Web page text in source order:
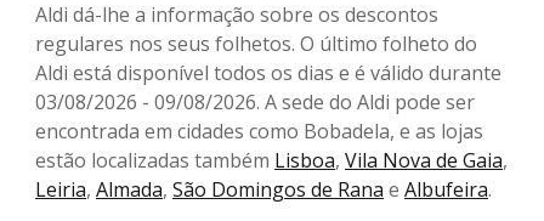
Aldi dá-lhe a informação sobre os descontos
regulares nos seus folhetos. O último folheto do
Aldi está disponível todos os dias e é válido durante
03/08/2026 - 09/08/2026. A sede do Aldi pode ser
encontrada em cidades como Bobadela, e as lojas
estão localizadas também Lisboa, Vila Nova de Gaia,
Leiria, Almada, São Domingos de Rana e Albufeira.